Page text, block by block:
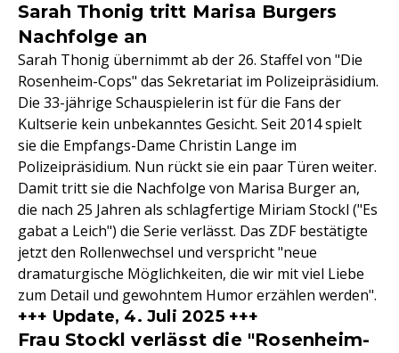
Sarah Thonig tritt Marisa Burgers
Nachfolge an
Sarah Thonig übernimmt ab der 26. Staffel von "Die
Rosenheim-Cops" das Sekretariat im Polizeipräsidium.
Die 33-jährige Schauspielerin ist für die Fans der
Kultserie kein unbekanntes Gesicht. Seit 2014 spielt
sie die Empfangs-Dame Christin Lange im
Polizeipräsidium. Nun rückt sie ein paar Türen weiter.
Damit tritt sie die Nachfolge von Marisa Burger an,
die nach 25 Jahren als schlagfertige Miriam Stockl ("Es
gabat a Leich") die Serie verlässt. Das ZDF bestätigte
jetzt den Rollenwechsel und verspricht "neue
dramaturgische Möglichkeiten, die wir mit viel Liebe
zum Detail und gewohntem Humor erzählen werden".
+++ Update, 4. Juli 2025 +++
Frau Stockl verlässt die "Rosenheim-